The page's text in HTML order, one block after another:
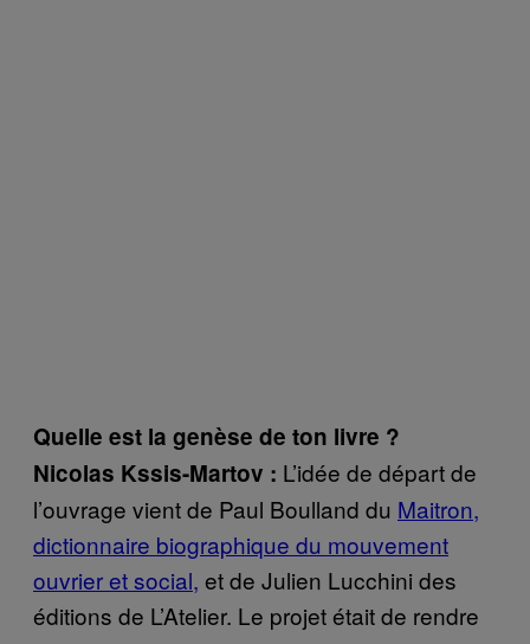
Quelle est la genèse de ton livre ?
Nicolas Kssis-Martov : L’idée de départ de
l’ouvrage vient de Paul Boulland du Maitron,
dictionnaire biographique du mouvement
ouvrier et social, et de Julien Lucchini des
éditions de L’Atelier. Le projet était de rendre